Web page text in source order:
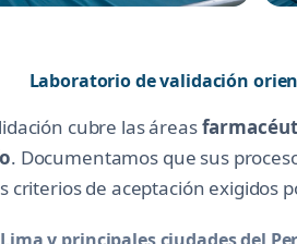
Laboratorio de validación
cubre las áreas
. Documentamos que sus
criterios de aceptación exigidos